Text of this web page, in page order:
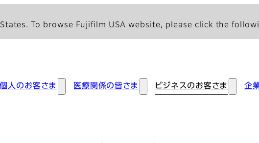
To browse Fujifilm USA website, please click the
個人のお客さま 医療関係の皆さま ビジネスのお客さま 企